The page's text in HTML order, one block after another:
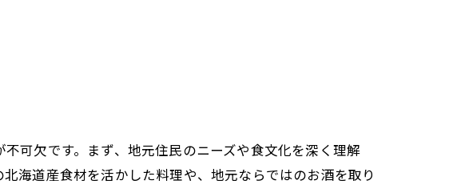
可欠です。まず、地元住民のニーズや食文化を深く理解
海道産食材を活かした料理や、地元ならではのお酒を取り